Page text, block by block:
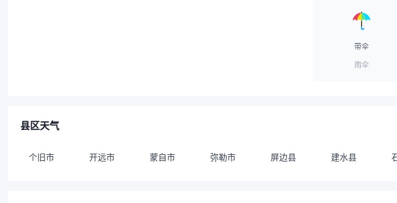
带伞
雨伞
县区天气
个旧市 开远市 蒙自市 弥勒市 屏边县 建水县